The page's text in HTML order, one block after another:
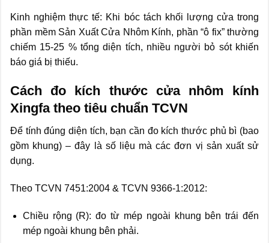
Kinh nghiệm thực tế: Khi bóc tách khối lượng cửa trong
phần mềm Sản Xuất Cửa Nhôm Kính, phần “ô fix” thường
chiếm 15-25 % tổng diện tích, nhiều người bỏ sót khiến
báo giá bị thiếu.
Cách đo kích thước cửa nhôm kính
Xingfa theo tiêu chuẩn TCVN
Để tính đúng diện tích, bạn cần đo kích thước phủ bì (bao
gồm khung) – đây là số liệu mà các đơn vị sản xuất sử
dụng.
Theo TCVN 7451:2004 & TCVN 9366-1:2012:
Chiều rộng (R): đo từ mép ngoài khung bên trái đến
mép ngoài khung bên phải.